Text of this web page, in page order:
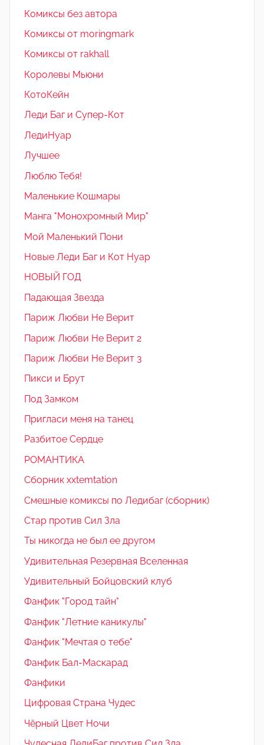
Комиксы без автора
Комиксы от moringmark
Комиксы от rakhall
Королевы Мьюни
КотоКейн
Леди Баг и Супер-Кот
ЛедиНуар
Лучшее
Люблю Тебя!
Маленькие Кошмары
Манга "Монохромный Мир"
Мой Маленький Пони
Новые Леди Баг и Кот Нуар
НОВЫЙ ГОД
Падающая Звезда
Париж Любви Не Верит
Париж Любви Не Верит 2
Париж Любви Не Верит 3
Пикси и Брут
Под Замком
Пригласи меня на танец
Разбитое Сердце
РОМАНТИКА
Сборник xxtemtation
Смешные комиксы по Ледибаг (сборник)
Стар против Сил Зла
Ты никогда не был ее другом
Удивительная Резервная Вселенная
Удивительный Бойцовский клуб
Фанфик "Город тайн"
Фанфик "Летние каникулы"
Фанфик "Мечтая о тебе"
Фанфик Бал-Маскарад
Фанфики
Цифровая Страна Чудес
Чёрный Цвет Ночи